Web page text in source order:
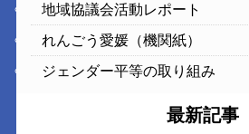
地域協議会活動レポート
れんごう愛媛（機関紙）
ジェンダー平等の取り組み
最新記事